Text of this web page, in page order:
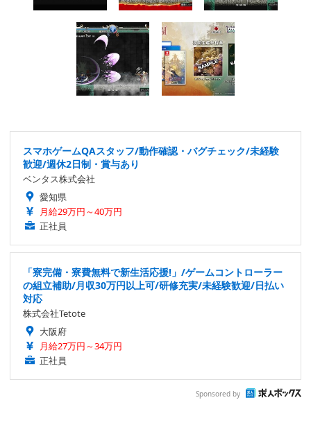
スマホゲームQAスタッフ/動作確認・バグチェック/未経験
歓迎/週休2日制・賞与あり
ベンタス株式会社
愛知県
月給29万円～40万円
正社員
「寮完備・寮費無料で新生活応援!」/ゲームコントローラー
の組立補助/月収30万円以上可/研修充実/未経験歓迎/日払い
対応
株式会社Tetote
大阪府
月給27万円～34万円
正社員
Sponsored by